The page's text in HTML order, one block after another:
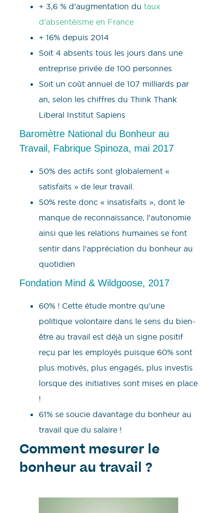
+ 3,6 % d’augmentation du taux
d’absentéisme en France
+ 16% depuis 2014
Soit 4 absents tous les jours dans une
entreprise privée de 100 personnes
Soit un coût annuel de 107 milliards par
an, selon les chiffres du Think Thank
Liberal Institut Sapiens
Baromètre National du Bonheur au
Travail, Fabrique Spinoza, mai 2017
50% des actifs sont globalement «
satisfaits » de leur travail.
50% reste donc « insatisfaits », dont le
manque de reconnaissance, l’autonomie
ainsi que les relations humaines se font
sentir dans l’appréciation du bonheur au
quotidien
Fondation Mind & Wildgoose, 2017
60% ! Cette étude montre qu’une
politique volontaire dans le sens du bien-
être au travail est déjà un signe positif
reçu par les employés puisque 60% sont
plus motivés, plus engagés, plus investis
lorsque des initiatives sont mises en place
!
61% se soucie davantage du bonheur au
travail que du salaire !
Comment mesurer le
bonheur au travail ?